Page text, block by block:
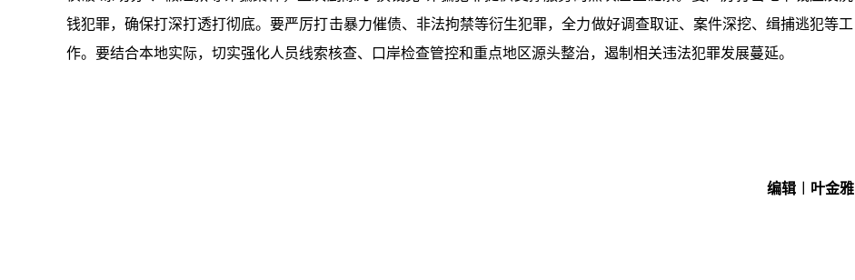
钱犯罪，确保打深打透打彻底。要严厉打击暴力催债、非法拘禁等衍生犯罪，全力做好调查取证、案件深挖、缉捕逃犯等工
作。要结合本地实际，切实强化人员线索核查、口岸检查管控和重点地区源头整治，遏制相关违法犯罪发展蔓延。
编辑︱叶金雅